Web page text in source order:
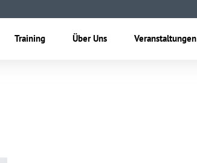
Training Über Uns Veranstaltungen